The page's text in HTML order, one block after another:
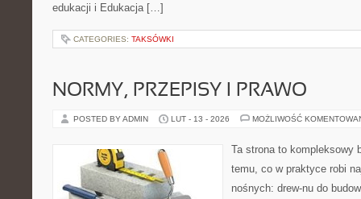
edukacji i Edukacja […]
CATEGORIES: TAKSÓWKI
NORMY, PRZEPISY I PRAWO
POSTED BY ADMIN LUT - 13 - 2026 MOŻLIWOŚĆ
Ta strona to kompleksowy
temu, co w praktyce robi
nośnych: drew-nu do